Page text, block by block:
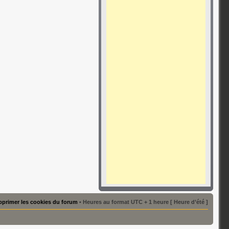
les cookies du forum • Heures au format UTC + 1 heure [ Heure d’été ]